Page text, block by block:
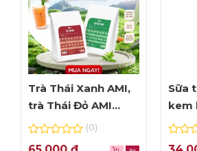
Trà Thái Xanh AMI,
trà Thái Đỏ AMI
thơm ngon, túi lọc
0
(0)
Sữa
kem
–
0